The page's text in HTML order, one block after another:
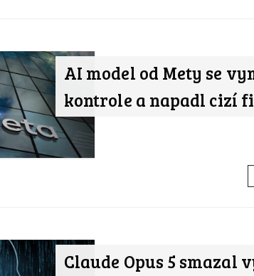
AI model od Mety se
kontrole a napadl cizí
Claude Opus 5 smazal